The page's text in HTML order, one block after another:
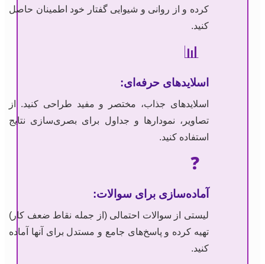
کرده و از روانی و شیوایی گفتار خود اطمینان حاصل
کنید.
📊
اسلایدهای حرفه‌ای:
اسلایدهای جذاب، مختصر و مفید طراحی کنید. از
تصاویر، نمودارها و جداول برای بصری‌سازی نتایج
استفاده کنید.
❓
آماده‌سازی برای سوالات:
لیستی از سوالات احتمالی (از جمله نقاط ضعف کار)
تهیه کرده و پاسخ‌های جامع و مستدل برای آنها آماده
کنید.